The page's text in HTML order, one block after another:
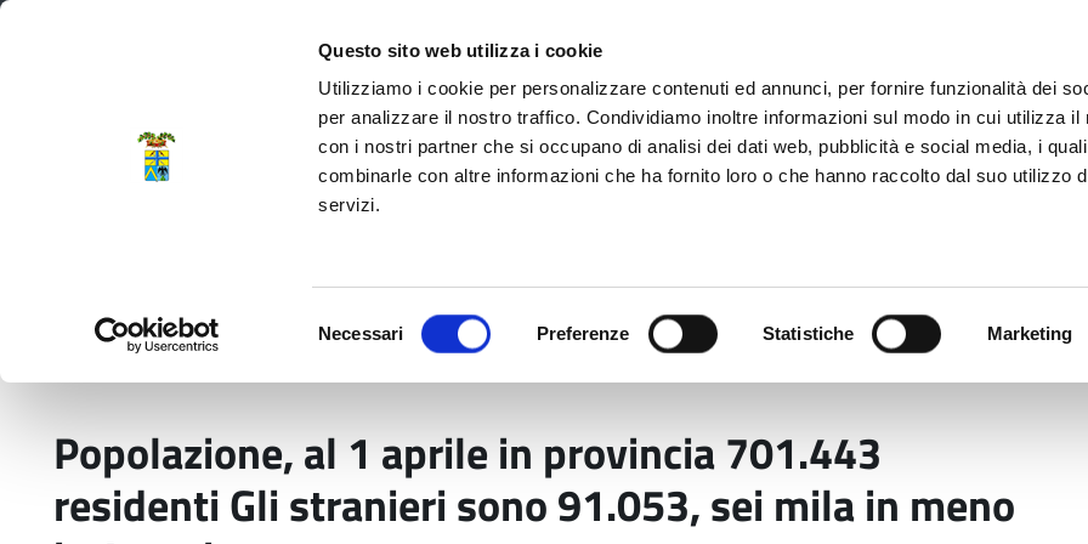
Questo sito web utilizza i cookie
Utilizziamo i cookie per personalizzare contenuti ed annunci, per fornire funzionalità dei
per analizzare il nostro traffico. Condividiamo inoltre informazioni sul modo in cui utilizza il
con i nostri partner che si occupano di analisi dei dati web, pubblicità e social media, i
combinarle con altre informazioni che ha fornito loro o che hanno raccolto dal suo utilizzo
servizi.
Necessari Preferenze Statistiche Marketing
Provincia di Modena
Popolazione, al 1 aprile in provincia 701.443
residenti Gli stranieri sono 91.053, sei mila in meno